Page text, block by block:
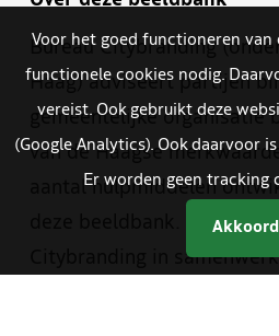
Bureau Citybranding
Haag) adviseert partijen
gemeentelijke organisatie
van de Haagse
aantal hulpmiddelen
deze beeldbank. Deze
Citybranding in
Voor het goed functioneren van
functionele cookies nodig.
vereist. Ook gebruikt deze
(Google Analytics). Ook daarvoor
Er worden geen tracking
Akkoord